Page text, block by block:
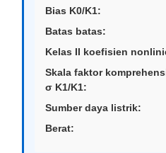
Bias K0/K1:
Batas batas:
Kelas II koefisien
Skala faktor
σ K1/K1:
Sumber daya listrik:
Berat: